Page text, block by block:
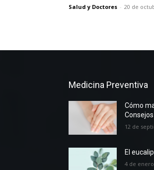
Salud y Doctores - 20 de
Medicina Preventiva
Cómo
12 de
El
4 de